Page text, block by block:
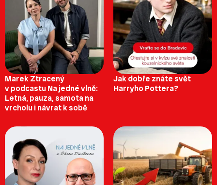
Marek Ztracený
v podcastu Na jedné vlně:
Letná, pauza, samota na
vrcholu i návrat k sobě
Jak dobře znáte svět
Harryho Pottera?